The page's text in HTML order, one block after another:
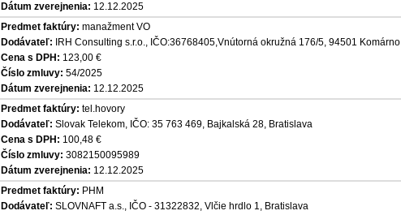
Dátum zverejnenia: 12.12.2025
Predmet faktúry: manažment VO
Dodávateľ: IRH Consulting s.r.o., IČO:36768405,Vnútorná okružná 176/5, 94501 Komárno
Cena s DPH: 123,00 €
Číslo zmluvy: 54/2025
Dátum zverejnenia: 12.12.2025
Predmet faktúry: tel.hovory
Dodávateľ: Slovak Telekom, IČO: 35 763 469, Bajkalská 28, Bratislava
Cena s DPH: 100,48 €
Číslo zmluvy: 3082150095989
Dátum zverejnenia: 12.12.2025
Predmet faktúry: PHM
Dodávateľ: SLOVNAFT a.s., IČO - 31322832, Vlčie hrdlo 1, Bratislava